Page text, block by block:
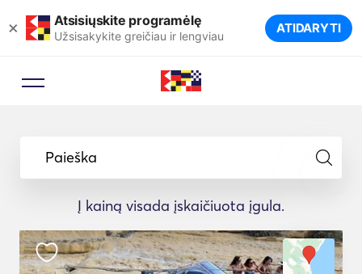
× Atsisiųskite programėlę
Užsisakykite greičiau ir lengviau ATIDARYTI
Paieška
Į kainą visada įskaičiuota įgula.